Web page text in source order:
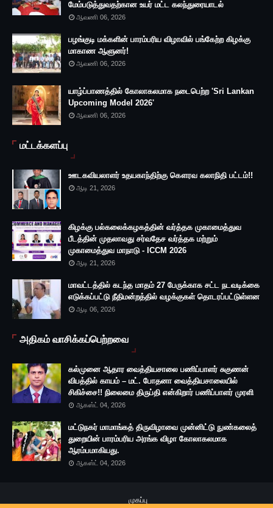
மேம்படுத்துவதற்கான உயர் மட்ட கலந்துரையாடல்
ஆவணி 06, 2026
பழங்குடி மக்களின் பாரம்பரிய விழாவில் பங்கேற்ற கிழக்கு
மாகாண ஆளுனர்!
ஆவணி 06, 2026
யாழ்ப்பாணத்தில் கோலாகலமாக நடைபெற்ற 'Sri Lankan
Upcoming Model 2026'
ஆவணி 06, 2026
மட்டக்களப்பு
ஊடகவியலாளர் உதயகாந்திற்கு கௌரவ கலாநிதி பட்டம்!!
ஆடி 21, 2026
கிழக்கு பல்கலைக்கழகத்தின் வர்த்தக முகாமைத்துவ
பீடத்தின் முதலாவது சர்வதேச வர்த்தக மற்றும்
முகாமைத்துவ மாநாடு - ICCM 2026
ஆடி 21, 2026
மாவட்டத்தில் கடந்த மாதம் 27 பேருக்காக சட்ட நடவடிக்கை
எடுக்கப்பட்டு நீதிமன்றத்தில் வழக்குகள் தொடரப்பட்டுள்ளன
ஆடி 06, 2026
அதிகம் வாசிக்கப்பெற்றவை
கல்முனை ஆதார வைத்தியசாலை பணிப்பாளர் சுகுணன்
விபத்தில் காயம் – மட். போதனா வைத்தியசாலையில்
சிகிச்சை!! நிலைமை திருப்தி என்கிறார் பணிப்பாளர் முரளி
ஆகஸ்ட் 04, 2026
மட்டுநகர் மாமாங்கத் திருவிழாவை முன்னிட்டு நுண்கலைத்
துறையின் பாரம்பரிய அரங்க விழா கோலாகலமாக
ஆரம்பமாகியது.
ஆகஸ்ட் 04, 2026
முகப்பு